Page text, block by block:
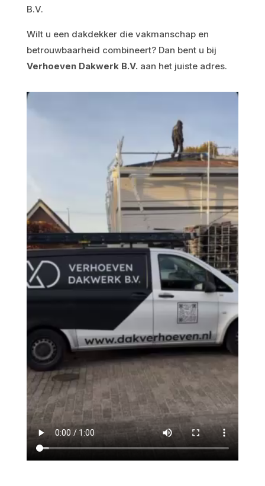
B.V.
Wilt u een dakdekker die vakmanschap en
betrouwbaarheid combineert? Dan bent u bij
Verhoeven Dakwerk B.V. aan het juiste adres.